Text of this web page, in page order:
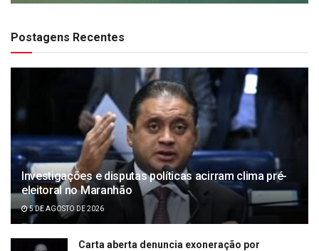
Postagens Recentes
Investigações e disputas políticas acirram clima pré-
eleitoral no Maranhão
5 DE AGOSTO DE 2026
Carta aberta denuncia exoneração por